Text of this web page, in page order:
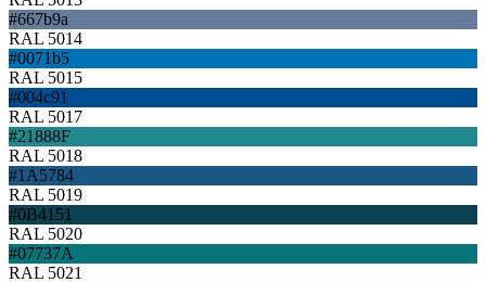
#667b9a
RAL 5014
#0071b5
RAL 5015
#004c91
RAL 5017
#21888F
RAL 5018
#1A5784
RAL 5019
#0B4151
RAL 5020
#07737A
RAL 5021